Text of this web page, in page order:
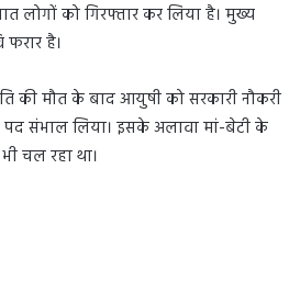
लोगों को गिरफ्तार कर लिया है। मुख्य
फरार है।
की मौत के बाद आयुषी को सरकारी नौकरी
पद संभाल लिया। इसके अलावा मां-बेटी के
चल रहा था।